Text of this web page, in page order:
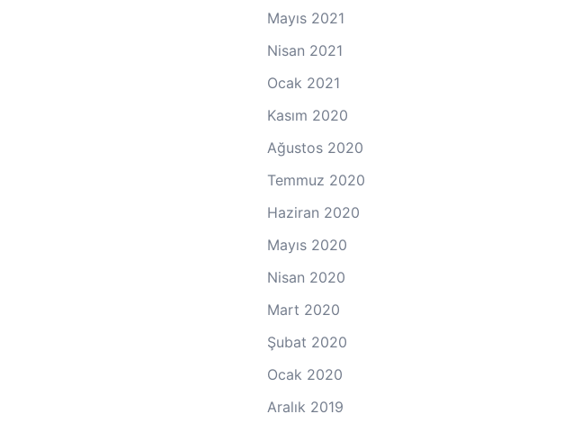
Mayıs 2021
Nisan 2021
Ocak 2021
Kasım 2020
Ağustos 2020
Temmuz 2020
Haziran 2020
Mayıs 2020
Nisan 2020
Mart 2020
Şubat 2020
Ocak 2020
Aralık 2019